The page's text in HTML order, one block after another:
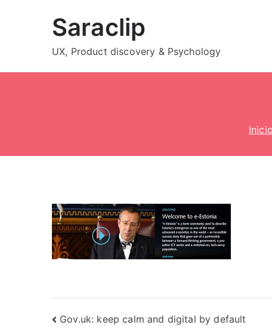
Saraclip
UX, Product discovery & Psychology
Inicio
Navegación
Gov.uk: keep calm and digital by default